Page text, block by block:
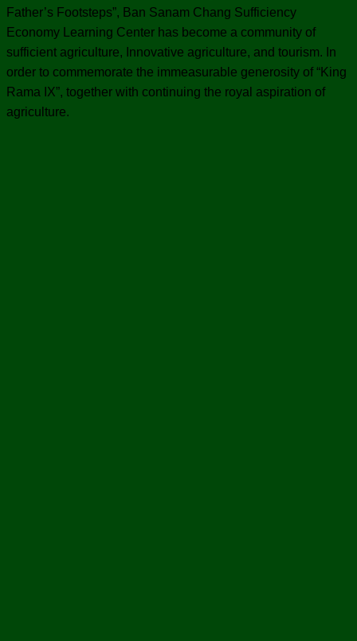
Father’s Footsteps”, Ban Sanam Chang Sufficiency
Economy Learning Center has become a community of
sufficient agriculture, Innovative agriculture, and tourism. In
order to commemorate the immeasurable generosity of “King
Rama IX”, together with continuing the royal aspiration of
agriculture.